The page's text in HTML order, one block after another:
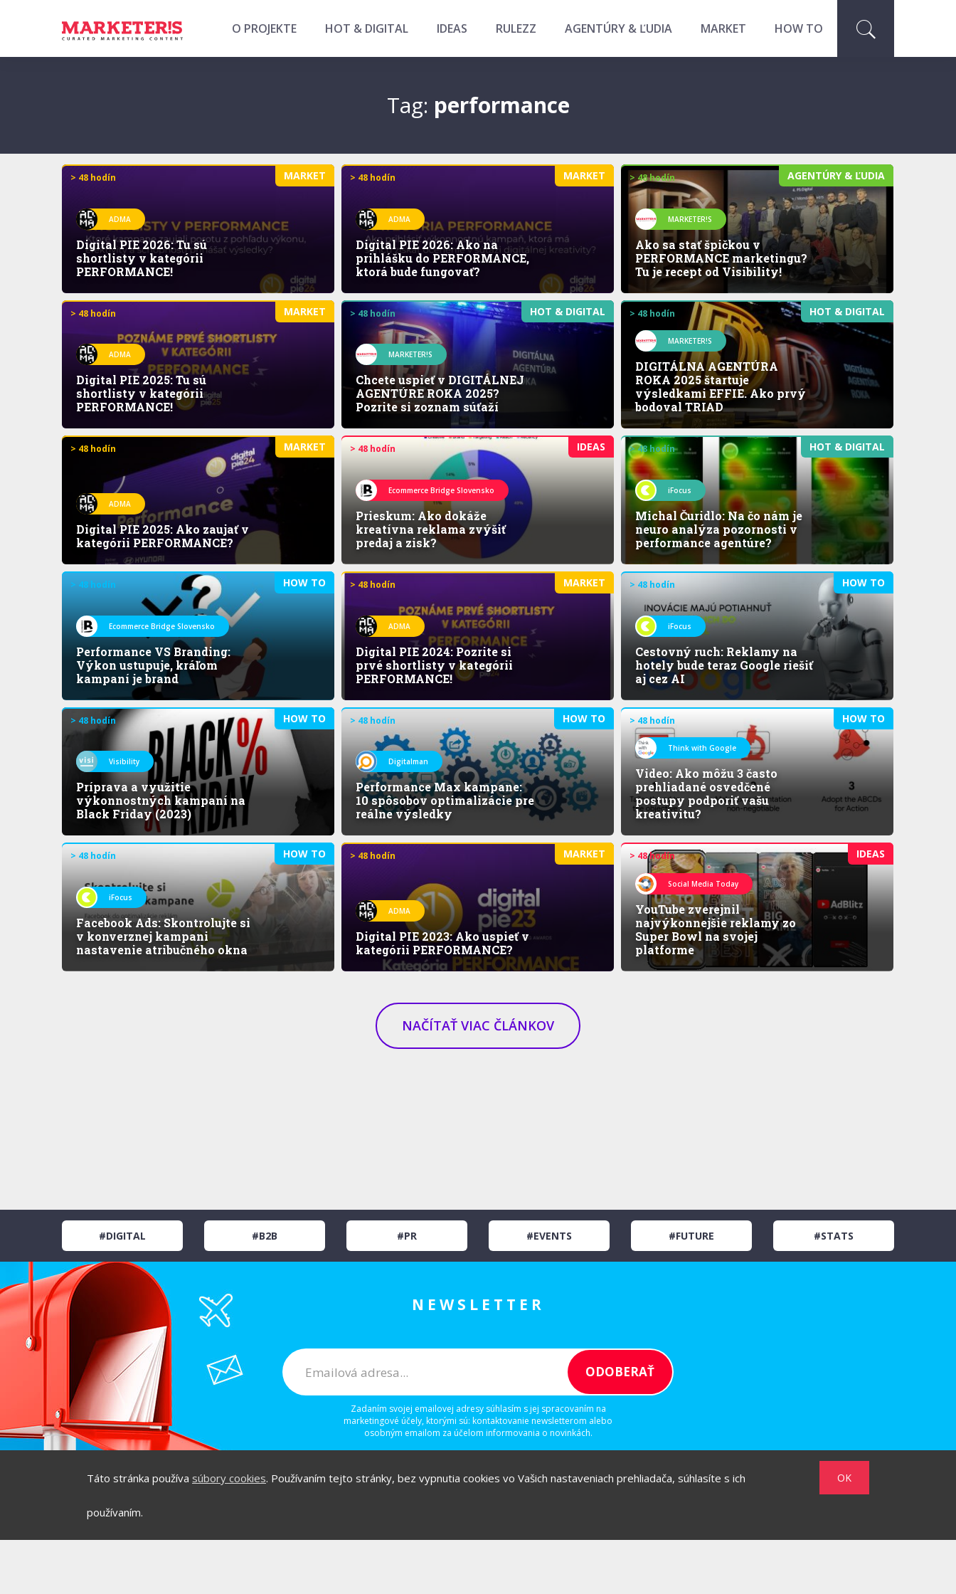
Táto stránka používa súbory cookies. Používaním tejto stránky, bez vypnutia cookies vo Vašich nastaveniach prehliadača, súhlasíte s ich
používaním.
OK
O PROJEKTE HOT & DIGITAL IDEAS RULEZZ AGENTÚRY & ĽUDIA MARKET HOW TO
Tag: performance
MARKET
> 48 hodín
ADMA
Digital PIE 2026: Tu sú
shortlisty v kategórii
PERFORMANCE!
MARKET
> 48 hodín
ADMA
Digital PIE 2026: Ako na
prihlášku do PERFORMANCE,
ktorá bude fungovať?
AGENTÚRY & ĽUDIA
> 48 hodín
MARKETER!S
Ako sa stať špičkou v
PERFORMANCE marketingu?
Tu je recept od Visibility!
MARKET
> 48 hodín
ADMA
Digital PIE 2025: Tu sú
shortlisty v kategórii
PERFORMANCE!
HOT & DIGITAL
> 48 hodín
MARKETER!S
Chcete uspieť v DIGITÁLNEJ
AGENTÚRE ROKA 2025?
Pozrite si zoznam súťaží
HOT & DIGITAL
> 48 hodín
MARKETER!S
DIGITÁLNA AGENTÚRA
ROKA 2025 štartuje
výsledkami EFFIE. Ako prvý
bodoval TRIAD
MARKET
> 48 hodín
ADMA
Digital PIE 2025: Ako zaujať v
kategórii PERFORMANCE?
IDEAS
> 48 hodín
Ecommerce Bridge Slovensko
Prieskum: Ako dokáže
kreatívna reklama zvýšiť
predaj a zisk?
HOT & DIGITAL
> 48 hodín
iFocus
Michal Čuridlo: Na čo nám je
neuro analýza pozornosti v
performance agentúre?
HOW TO
> 48 hodín
Ecommerce Bridge Slovensko
Performance VS Branding:
Výkon ustupuje, kráľom
kampaní je brand
MARKET
> 48 hodín
ADMA
Digital PIE 2024: Pozrite si
prvé shortlisty v kategórii
PERFORMANCE!
HOW TO
> 48 hodín
iFocus
Cestovný ruch: Reklamy na
hotely bude teraz Google riešiť
aj cez AI
HOW TO
> 48 hodín
Visibility
Príprava a využitie
výkonnostných kampaní na
Black Friday (2023)
HOW TO
> 48 hodín
Digitalman
Performance Max kampane:
10 spôsobov optimalizácie pre
reálne výsledky
HOW TO
> 48 hodín
Think with Google
Video: Ako môžu 3 často
prehliadané osvedčené
postupy podporiť vašu
kreativitu?
HOW TO
> 48 hodín
iFocus
Facebook Ads: Skontrolujte si
v konverznej kampani
nastavenie atribučného okna
MARKET
> 48 hodín
ADMA
Digital PIE 2023: Ako uspieť v
kategórii PERFORMANCE?
IDEAS
> 48 hodín
Social Media Today
YouTube zverejnil
najvýkonnejšie reklamy zo
Super Bowl na svojej
platforme
NAČÍTAŤ VIAC ČLÁNKOV
#DIGITAL #B2B #PR #EVENTS #FUTURE #STATS
NEWSLETTER
Zadaním svojej emailovej adresy súhlasím s jej spracovaním na
marketingové účely, ktorými sú: kontaktovanie newsletterom alebo
osobným emailom za účelom informovania o novinkách.